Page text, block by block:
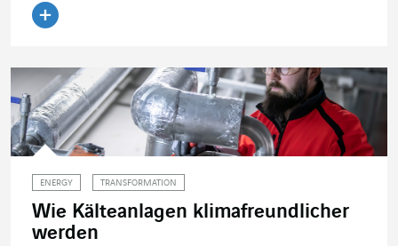
ENERGY TRANSFORMATION
Wie Kälteanlagen klimafreundlicher
werden